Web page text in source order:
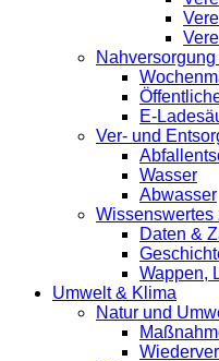
E-
Ver- und
Wasser
Abwasser
Wissenswertes
Daten &
Wappen,
Umwelt & Klima
Natur und